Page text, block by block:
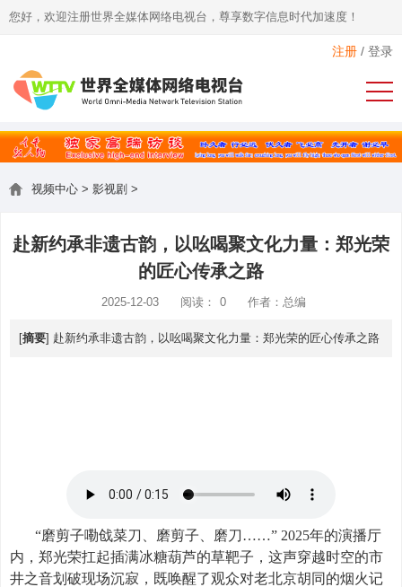
您好，欢迎注册世界全媒体网络电视台，尊享数字信息时代加速度！
注册 / 登录
视频中心 > 影视剧 >
赴新约承非遗古韵，以吆喝聚文化力量：郑光荣
的匠心传承之路
2025-12-03 阅读： 0 作者：总编
[摘要] 赴新约承非遗古韵，以吆喝聚文化力量：郑光荣的匠心传承之路
“磨剪子嘞戗菜刀、磨剪子、磨刀……” 2025年的演播厅
内，郑光荣扛起插满冰糖葫芦的草靶子，这声穿越时空的市
井之音划破现场沉寂，既唤醒了观众对老北京胡同的烟火记